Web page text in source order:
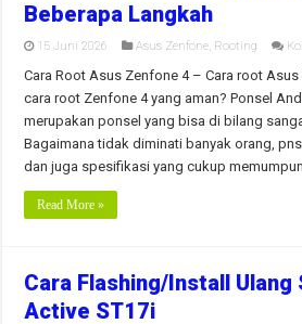
Beberapa Langkah
15 Juni 2026 Asus Zenfone, Rooting
Cara Root Asus Zenfone 4 – Cara root
cara root Zenfone 4 yang aman? Ponsel
merupakan ponsel yang bisa di bilang
Bagaimana tidak diminati banyak orang,
dan juga spesifikasi yang cukup
Read More »
Cara Flashing/Install Ulang
Active ST17i